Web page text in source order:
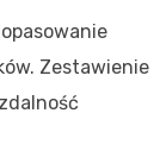
Zestawienie